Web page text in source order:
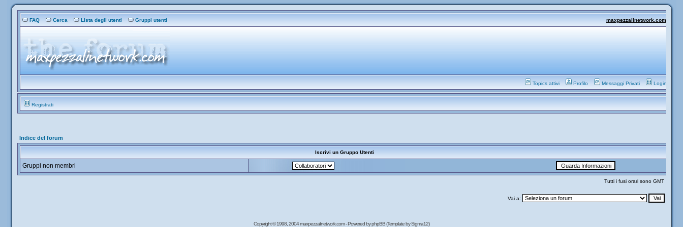
FAQ Cerca Lista degli utenti Gruppi utenti maxpezzalinetwork.com
Topics attivi Profilo Messaggi Privati Login
Registrati
Indice del forum
Iscrivi un Gruppo Utenti
Gruppi non membri
Tutti i fusi orari sono GMT
Vai a:
Copyright © 1998, 2004 maxpezzalinetwork.com - Powered byphpBB(Template by Sigma12)